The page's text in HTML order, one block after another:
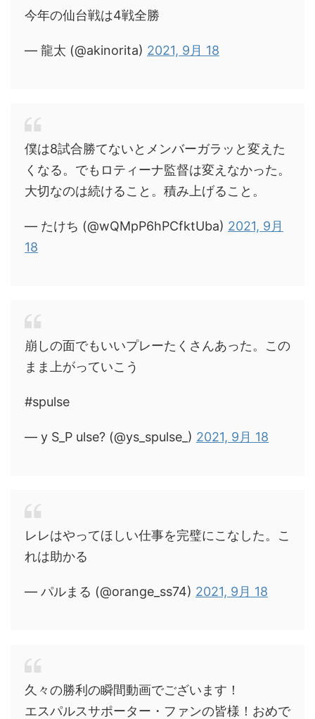
今年の仙台戦は4戦全勝
— 龍太 (@akinorita) 2021, 9月 18
僕は8試合勝てないとメンバーガラッと変えた
くなる。でもロティーナ監督は変えなかった。
大切なのは続けること。積み上げること。
— たけち (@wQMpP6hPCfktUba) 2021, 9月
18
崩しの面でもいいプレーたくさんあった。この
まま上がっていこう
#spulse
— y S_P ulse? (@ys_spulse_) 2021, 9月 18
レレはやってほしい仕事を完璧にこなした。こ
れは助かる
— パルまる (@orange_ss74) 2021, 9月 18
久々の勝利の瞬間動画でございます！
エスパルスサポーター・ファンの皆様！おめで